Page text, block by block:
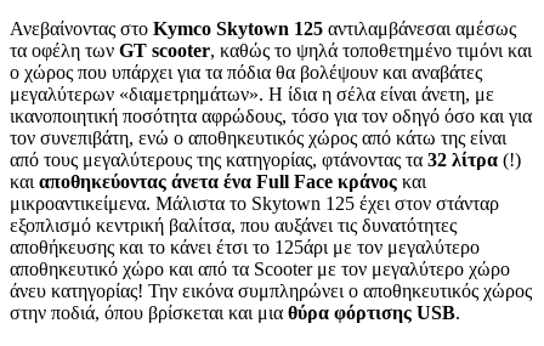
Ανεβαίνοντας στο Kymco Skytown 125 αντιλαμβάνεσαι αμέσως
τα οφέλη των GT scooter, καθώς το ψηλά τοποθετημένο τιμόνι και
ο χώρος που υπάρχει για τα πόδια θα βολέψουν και αναβάτες
μεγαλύτερων «διαμετρημάτων». Η ίδια η σέλα είναι άνετη, με
ικανοποιητική ποσότητα αφρώδους, τόσο για τον οδηγό όσο και για
τον συνεπιβάτη, ενώ ο αποθηκευτικός χώρος από κάτω της είναι
από τους μεγαλύτερους της κατηγορίας, φτάνοντας τα 32 λίτρα (!)
καιαποθηκεύοντας άνετα ένα Full Face κράνος και
μικροαντικείμενα. Μάλιστα το Skytown 125 έχει στον στάνταρ
εξοπλισμό κεντρική βαλίτσα, που αυξάνει τις δυνατότητες
αποθήκευσης και το κάνει έτσι το 125άρι με τον μεγαλύτερο
αποθηκευτικό χώρο και από τα Scooter με τον μεγαλύτερο χώρο
άνευ κατηγορίας! Την εικόνα συμπληρώνει ο αποθηκευτικός χώρος
στην ποδιά, όπου βρίσκεται και μια θύρα φόρτισης USB.